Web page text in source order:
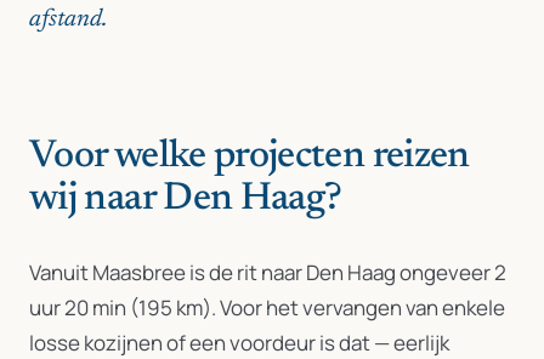
afstand.
Voor welke projecten reizen
wij naar Den Haag?
Vanuit Maasbree is de rit naar Den Haag ongeveer 2
uur 20 min (195 km). Voor het vervangen van enkele
losse kozijnen of een voordeur is dat — eerlijk